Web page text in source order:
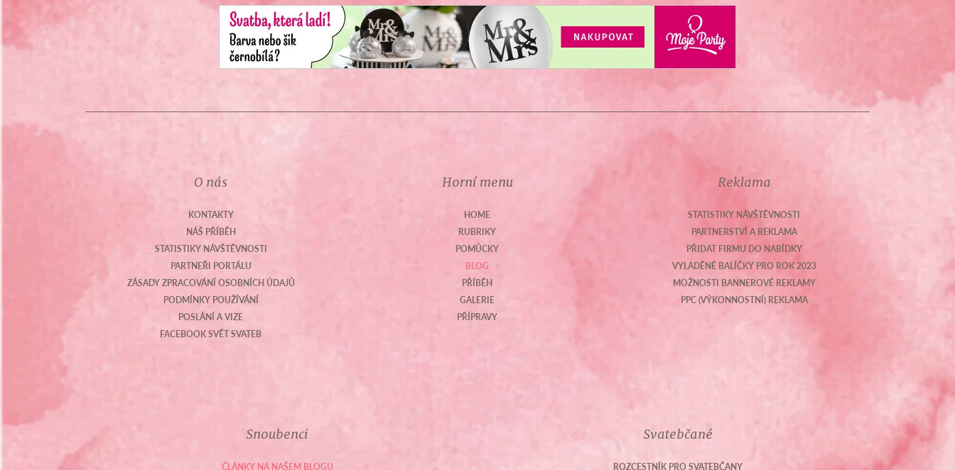
O nás
KONTAKTY
NÁŠ PŘÍBĚH
STATISTIKY NÁVŠTĚVNOSTI
PARTNEŘI PORTÁLU
ZÁSADY ZPRACOVÁNÍ OSOBNÍCH ÚDAJŮ
PODMÍNKY POUŽÍVÁNÍ
POSLÁNÍ A VIZE
FACEBOOK SVĚT SVATEB
Horní menu
HOME
RUBRIKY
POMŮCKY
BLOG
PŘÍBĚH
GALERIE
PŘÍPRAVY
Reklama
STATISTIKY NÁVŠTĚVNOSTI
PARTNERSTVÍ A REKLAMA
PŘIDAT FIRMU DO NABÍDKY
VYLADĚNÉ BALÍČKY PRO ROK 2023
MOŽNOSTI BANNEROVÉ REKLAMY
PPC (VÝKONNOSTNÍ) REKLAMA
Snoubenci
ČLÁNKY NA NAŠEM BLOGU
Svatebčané
ROZCESTNÍK PRO SVATEBČANY